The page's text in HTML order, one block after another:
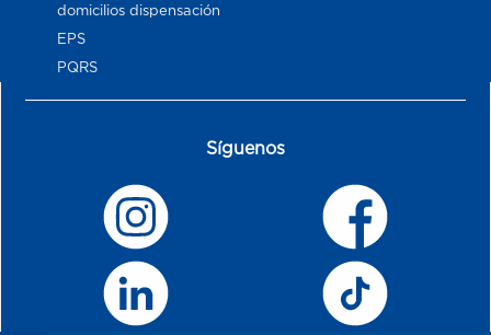
domicilios dispensación
EPS
PQRS
Síguenos